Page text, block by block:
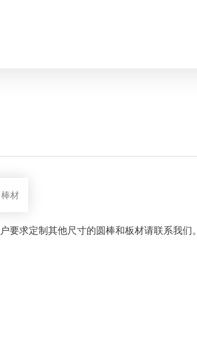
材
要求定制其他尺寸的圆棒和板材请联系我们。